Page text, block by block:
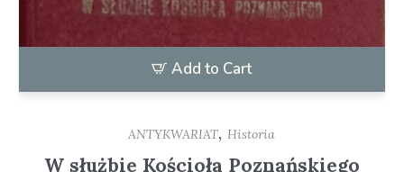
Add to Cart
ANTYKWARIAT,Historia
W służbie Kościoła Poznańskiego